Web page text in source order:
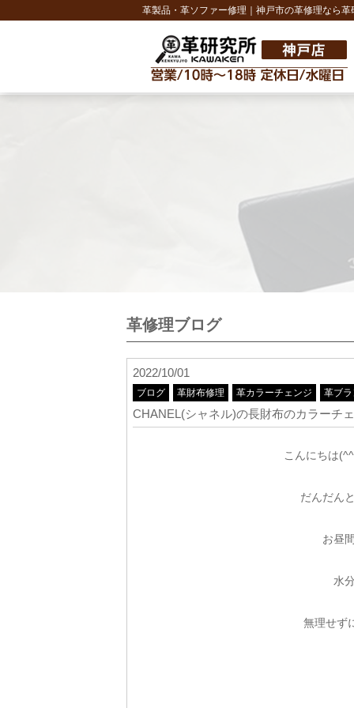
革製品・革ソファー修理｜神戸市の革修理なら革
革修理ブログ
2022/10/01
ブログ 革財布修理 革カラーチェンジ 革ブ
CHANEL(シャネル)の長財布のカラーチ
こんにちは
だんだん
お昼
水
無理せず